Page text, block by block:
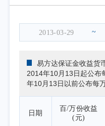
~
易方达保证金收益货
2014年10月13日起公布
年10月13日以前公布每
日期
百/万份收益
(元)